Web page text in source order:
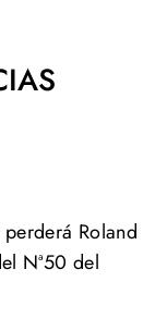
Roland
Nª50 del